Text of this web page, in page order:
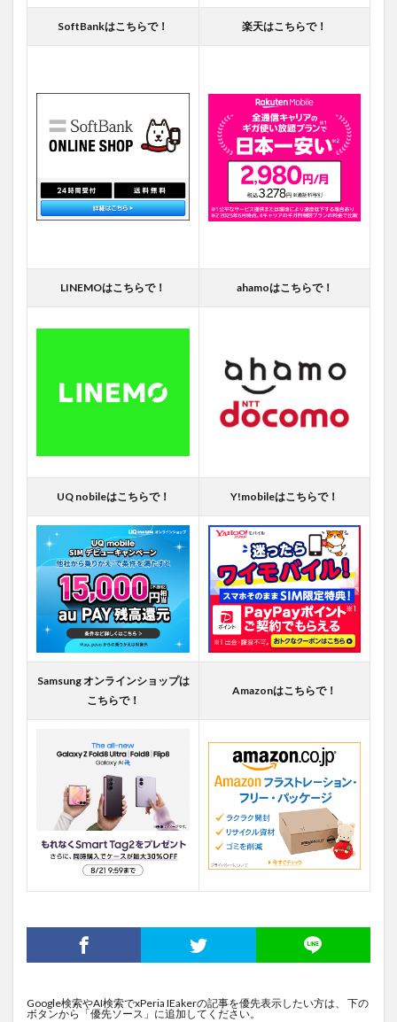
SoftBankはこちらで！ 楽天はこちらで！
LINEMOはこちらで！ ahamoはこちらで！
UQ nobileはこちらで！ Y!mobileはこちらで！
Samsung オンラインショップは
こちらで！
Amazonはこちらで！
Google検索やAI検索でxPeria IEakerの記事を優先表示したい方は、 下の
ボタンから「優先ソース」に追加してください。